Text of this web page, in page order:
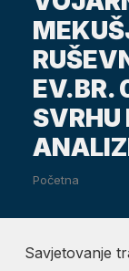
EV.BR.
SVRHU
Početna
Savjetovanje